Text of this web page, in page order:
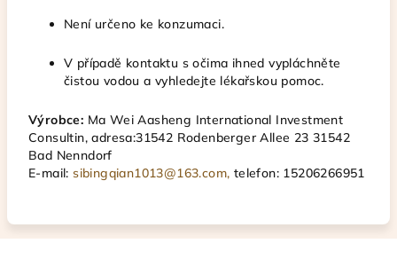
Není určeno ke konzumaci.
V případě kontaktu s očima ihned vypláchněte
čistou vodou a vyhledejte lékařskou pomoc.
Výrobce: Ma Wei Aasheng International Investment
Consultin, adresa:31542 Rodenberger Allee 23 31542
Bad Nenndorf
E-mail:sibingqian1013@163.com, telefon: 15206266951